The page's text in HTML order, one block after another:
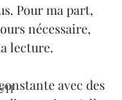
Pour ma part,
nécessaire,
lecture.
avec des